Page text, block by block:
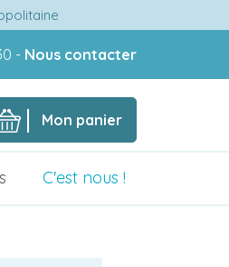
- Nous contacter
Mon panier
C'est nous !